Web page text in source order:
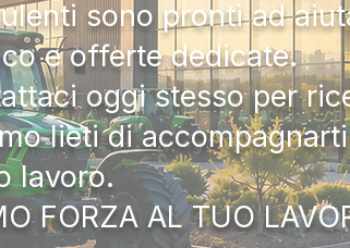
sono pronti ad
e offerte dedicate.
oggi stesso per
lieti di
lavoro.
FORZA AL TUO